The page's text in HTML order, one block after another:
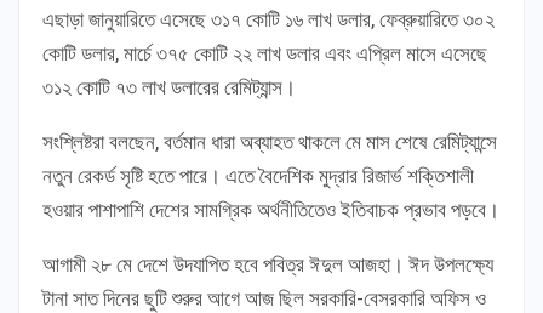
এছাড়া জানুয়ারিতে এসেছে ৩১৭ কোটি ১৬ লাখ ডলার, ফেব্রুয়ারিতে ৩০২
কোটি ডলার, মার্চে ৩৭৫ কোটি ২২ লাখ ডলার এবং এপ্রিল মাসে এসেছে
৩১২ কোটি ৭৩ লাখ ডলারের রেমিট্যান্স।
সংশ্লিষ্টরা বলছেন, বর্তমান ধারা অব্যাহত থাকলে মে মাস শেষে রেমিট্যান্সে
নতুন রেকর্ড সৃষ্টি হতে পারে। এতে বৈদেশিক মুদ্রার রিজার্ভ শক্তিশালী
হওয়ার পাশাপাশি দেশের সামগ্রিক অর্থনীতিতেও ইতিবাচক প্রভাব পড়বে।
আগামী ২৮ মে দেশে উদযাপিত হবে পবিত্র ঈদুল আজহা। ঈদ উপলক্ষ্যে
টানা সাত দিনের ছুটি শুরুর আগে আজ ছিল সরকারি-বেসরকারি অফিস ও